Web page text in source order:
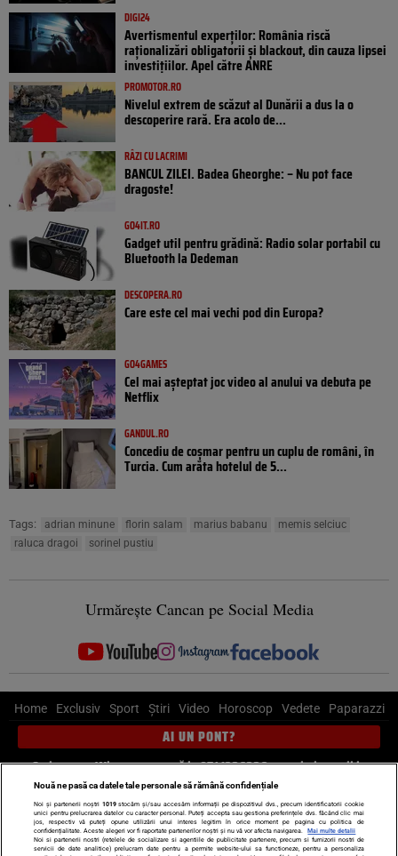
DIGI24
Avertismentul experților: România riscă
raționalizări obligatorii și blackout, din cauza lipsei
investițiilor. Apel către ANRE
PROMOTOR.RO
Nivelul extrem de scăzut al Dunării a dus la o
descoperire rară. Era acolo de...
RÂZI CU LACRIMI
BANCUL ZILEI. Badea Gheorghe: – Nu pot face
dragoste!
GO4IT.RO
Gadget util pentru grădină: Radio solar portabil cu
Bluetooth la Dedeman
DESCOPERA.RO
Care este cel mai vechi pod din Europa?
GO4GAMES
Cel mai așteptat joc video al anului va debuta pe
Netflix
GANDUL.RO
Concediu de coșmar pentru un cuplu de români, în
Turcia. Cum arăta hotelul de 5...
Tags: adrian minune florin salam marius babanu
memis selciuc
raluca dragoi
sorinel pustiu
Urmărește Cancan pe Social Media
Home Exclusiv Sport Știri Video Horoscop Vedete Paparazzi
AI UN PONT?
Scrie-ne pe Whatsapp, sună la 0741226226 sau trimite mail la
pont@cancan.ro
Știri interne Știri externe
Politică
Ultimele stiri
Diete Insula Iubirii Dictionar de vise LIFE STYLE
Nouă ne pasă ca datele tale personale să rămână confidențiale
Noi și partenerii noștri 1019stocăm și/sau accesăm informații pe dispozitivul dvs., precum identificatorii cookie
unici pentru prelucrarea datelor cu caracter personal. Puteți accepta sau gestiona preferințele dvs. făcând clic mai
jos, respectiv vă puteți opune utilizării unui interes legitim în orice moment pe pagina cu politica de
confidențialitate. Aceste alegeri vor fi raportate partenerilor noștri și nu vă vor afecta navigarea.
Mai multe detalii
Noi si partenerii nostri (retelele de socializare si agentiile de publicitate partenere, precum si furnizorii nostri de
servicii de date analitice) prelucram date pentru a permite website-ului sa functioneze, pentru a personaliza